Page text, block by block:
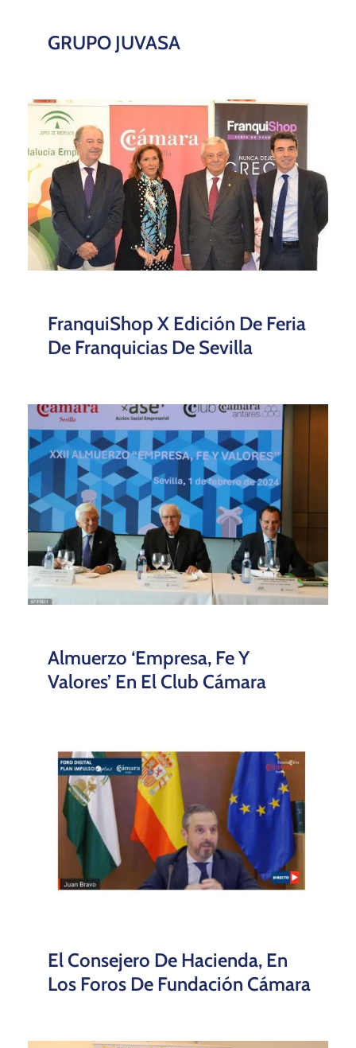
GRUPO JUVASA
FranquiShop X Edición De Feria
De Franquicias De Sevilla
Almuerzo ‘Empresa, Fe Y
Valores’ En El Club Cámara
El Consejero De Hacienda, En
Los Foros De Fundación Cámara